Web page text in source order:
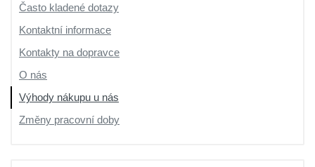
Často kladené dotazy
Kontaktní informace
Kontakty na dopravce
O nás
Výhody nákupu u nás
Změny pracovní doby